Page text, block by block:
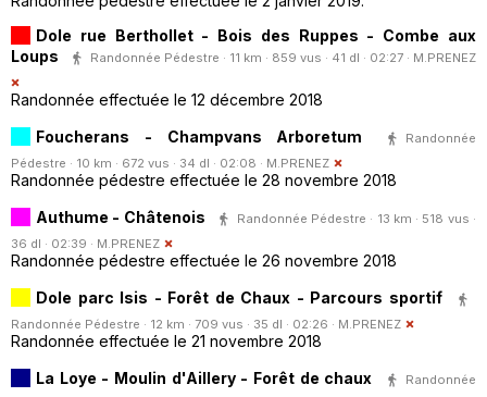
Dole rue Berthollet - Bois des Ruppes - Combe aux
Loups
Randonnée Pédestre · 11 km · 859 vus · 41 dl · 02:27 · M.PRENEZ
Randonnée effectuée le 12 décembre 2018
Foucherans - Champvans Arboretum
Randonnée
Pédestre · 10 km · 672 vus · 34 dl · 02:08 · M.PRENEZ
Randonnée pédestre effectuée le 28 novembre 2018
Authume - Châtenois
Randonnée Pédestre · 13 km · 518 vus ·
36 dl · 02:39 · M.PRENEZ
Randonnée pédestre effectuée le 26 novembre 2018
Dole parc Isis - Forêt de Chaux - Parcours sportif
Randonnée Pédestre · 12 km · 709 vus · 35 dl · 02:26 · M.PRENEZ
Randonnée effectuée le 21 novembre 2018
La Loye - Moulin d'Aillery - Forêt de chaux
Randonnée